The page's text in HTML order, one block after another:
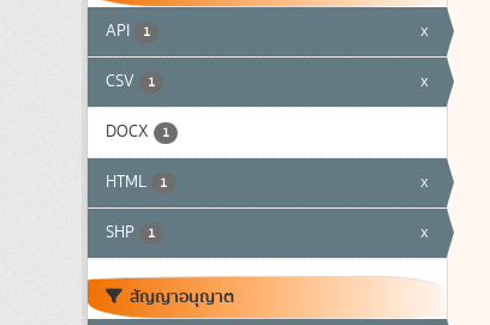
API 1 x
CSV 1 x
DOCX 1
HTML 1 x
SHP 1 x
สัญญาอนุญาต